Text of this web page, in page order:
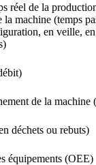
réel de la
machine (temps
en veille,
de la machine
déchets ou rebuts)
équipements (OEE)